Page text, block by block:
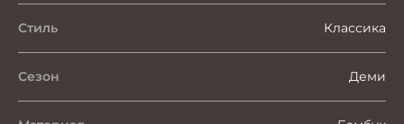
Стиль Классика
Сезон Деми